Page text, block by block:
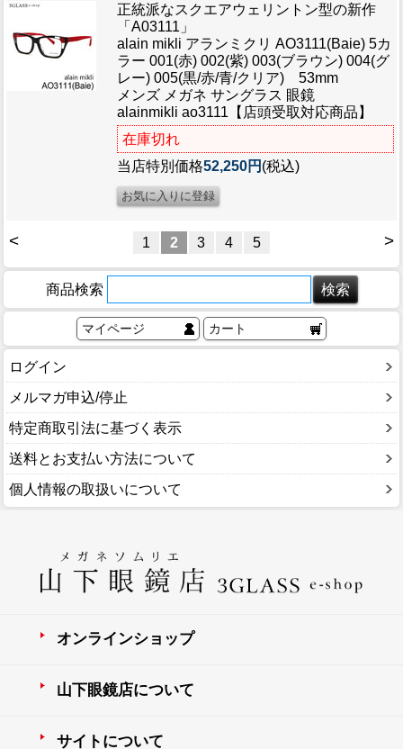
正統派なスクエアウェリントン型の新作
「A03111」
alain mikli アランミクリ AO3111(Baie) 5カ
ラー 001(赤) 002(紫) 003(ブラウン) 004(グ
レー) 005(黒/赤/青/クリア) 53mm
メンズ メガネ サングラス 眼鏡
alainmikli ao3111【店頭受取対応商品】
在庫切れ
当店特別価格52,250円 (税込)
< >
1 2 3 4 5
商品検索
マイページ カート
ログイン
メルマガ申込/停止
特定商取引法に基づく表示
送料とお支払い方法について
個人情報の取扱いについて
オンラインショップ
山下眼鏡店について
サイトについて